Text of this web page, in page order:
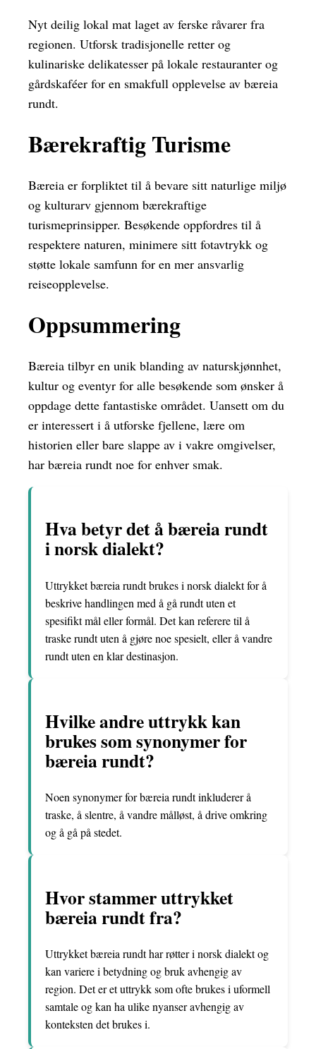
Nyt deilig lokal mat laget av ferske råvarer fra
regionen. Utforsk tradisjonelle retter og
kulinariske delikatesser på lokale restauranter og
gårdskaféer for en smakfull opplevelse av bæreia
rundt.
Bærekraftig Turisme
Bæreia er forpliktet til å bevare sitt naturlige miljø
og kulturarv gjennom bærekraftige
turismeprinsipper. Besøkende oppfordres til å
respektere naturen, minimere sitt fotavtrykk og
støtte lokale samfunn for en mer ansvarlig
reiseopplevelse.
Oppsummering
Bæreia tilbyr en unik blanding av naturskjønnhet,
kultur og eventyr for alle besøkende som ønsker å
oppdage dette fantastiske området. Uansett om du
er interessert i å utforske fjellene, lære om
historien eller bare slappe av i vakre omgivelser,
har bæreia rundt noe for enhver smak.
Hva betyr det å bæreia rundt
i norsk dialekt?
Uttrykket bæreia rundt brukes i norsk dialekt for å
beskrive handlingen med å gå rundt uten et
spesifikt mål eller formål. Det kan referere til å
traske rundt uten å gjøre noe spesielt, eller å vandre
rundt uten en klar destinasjon.
Hvilke andre uttrykk kan
brukes som synonymer for
bæreia rundt?
Noen synonymer for bæreia rundt inkluderer å
traske, å slentre, å vandre målløst, å drive omkring
og å gå på stedet.
Hvor stammer uttrykket
bæreia rundt fra?
Uttrykket bæreia rundt har røtter i norsk dialekt og
kan variere i betydning og bruk avhengig av
region. Det er et uttrykk som ofte brukes i uformell
samtale og kan ha ulike nyanser avhengig av
konteksten det brukes i.